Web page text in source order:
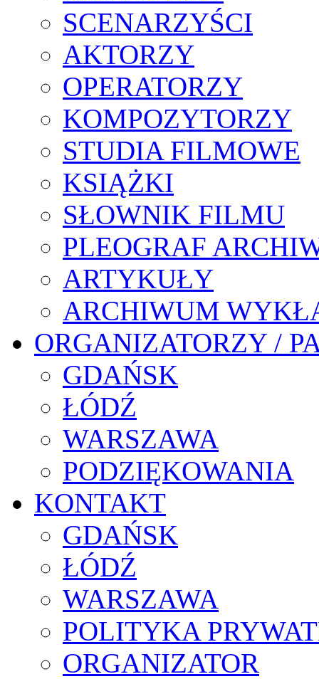
SCENARZYŚCI
AKTORZY
OPERATORZY
KOMPOZYTORZY
STUDIA FILMOWE
KSIĄŻKI
SŁOWNIK FILMU
PLEOGRAF
ARTYKUŁY
ARCHIWUM
ORGANIZATORZY /
GDAŃSK
ŁÓDŹ
WARSZAWA
PODZIĘKOWANIA
KONTAKT
GDAŃSK
ŁÓDŹ
WARSZAWA
POLITYKA
ORGANIZATOR